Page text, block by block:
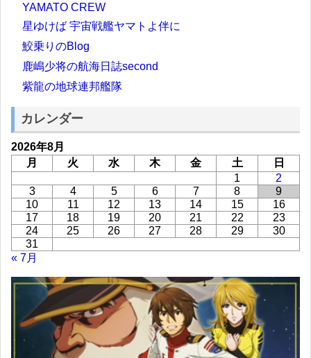
YAMATO CREW
星ゆけば 宇宙戦艦ヤマトよ伴に
鮫乗りのBlog
鹿嶋少将の航海日誌second
紫龍の地球連邦艦隊
カレンダー
2026年8月
月
火 水 木 金 土
日
1
2
3
4 5 6 7 8
9
10
11 12 13 14 15
16
17
18 19 20 21 22
23
24
25 26 27 28 29
30
31
« 7月